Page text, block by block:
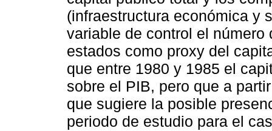
(infraestructura económica y
variable de control el
estados como proxy del
que entre 1980 y 1985 el
sobre el PIB, pero que a
que sugiere la posible
periodo de estudio para el